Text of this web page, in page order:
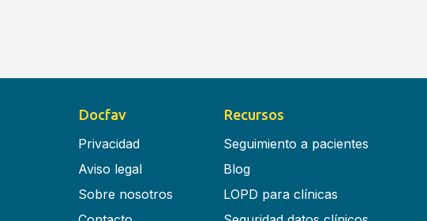
Docfav
Privacidad
Aviso legal
Sobre nosotros
Recursos
Seguimiento a pacientes
Blog
LOPD para clínicas